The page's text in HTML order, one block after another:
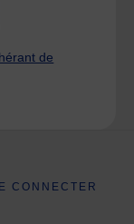
de
CONNECTER